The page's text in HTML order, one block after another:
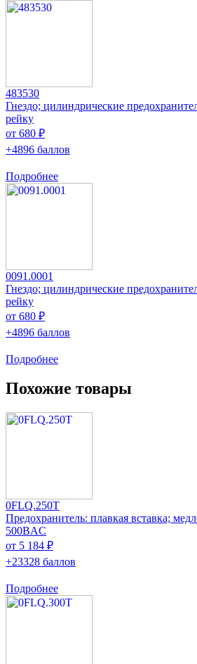
483530
Гнездо; цилиндрические
рейку
от 680 ₽
+4896 баллов
Подробнее
0091.0001
Гнездо; цилиндрические
рейку
от 680 ₽
+4896 баллов
Подробнее
Похожие товары
0FLQ.250T
Предохранитель: плавкая вставка;
500ВAC
от 5 184 ₽
+23328 баллов
Подробнее